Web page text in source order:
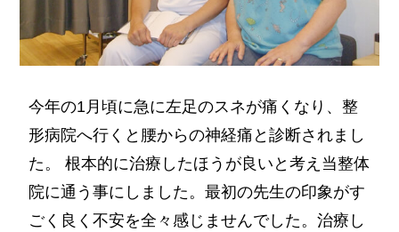
今年の1月頃に急に左足のスネが痛くなり、整
形病院へ行くと腰からの神経痛と診断されまし
た。 根本的に治療したほうが良いと考え当整体
院に通う事にしました。最初の先生の印象がす
ごく良く不安を全々感じませんでした。治療し